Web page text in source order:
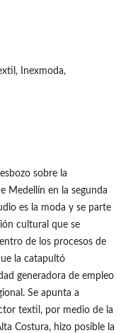
Inexmoda,
sobre la
Medellín en la segunda
es la moda y se parte
cultural que se
de los procesos de
la catapultó
generadora de empleo
Se apunta a
textil, por medio de la
Costura, hizo posible la